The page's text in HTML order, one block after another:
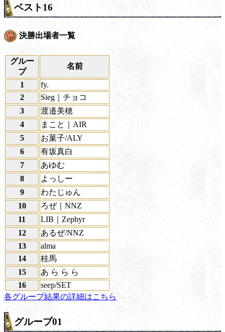
ベスト16
決勝出場者一覧
グルー
プ
名前
1
fy.
2
Sieg｜チョコ
3
渡邉美穂
4
まこと｜AIR
5
お菓子/ALY
6
有坂真白
7
あゆむ
8
よっしー
9
わたじゅん
10
ろぜ｜NNZ
11
LIB｜Zephyr
12
あるぜ/NNZ
13
alma
14
桂馬
15
あ ら ら ら
16
seep/SET
各グループ結果の詳細はこちら
グループ01